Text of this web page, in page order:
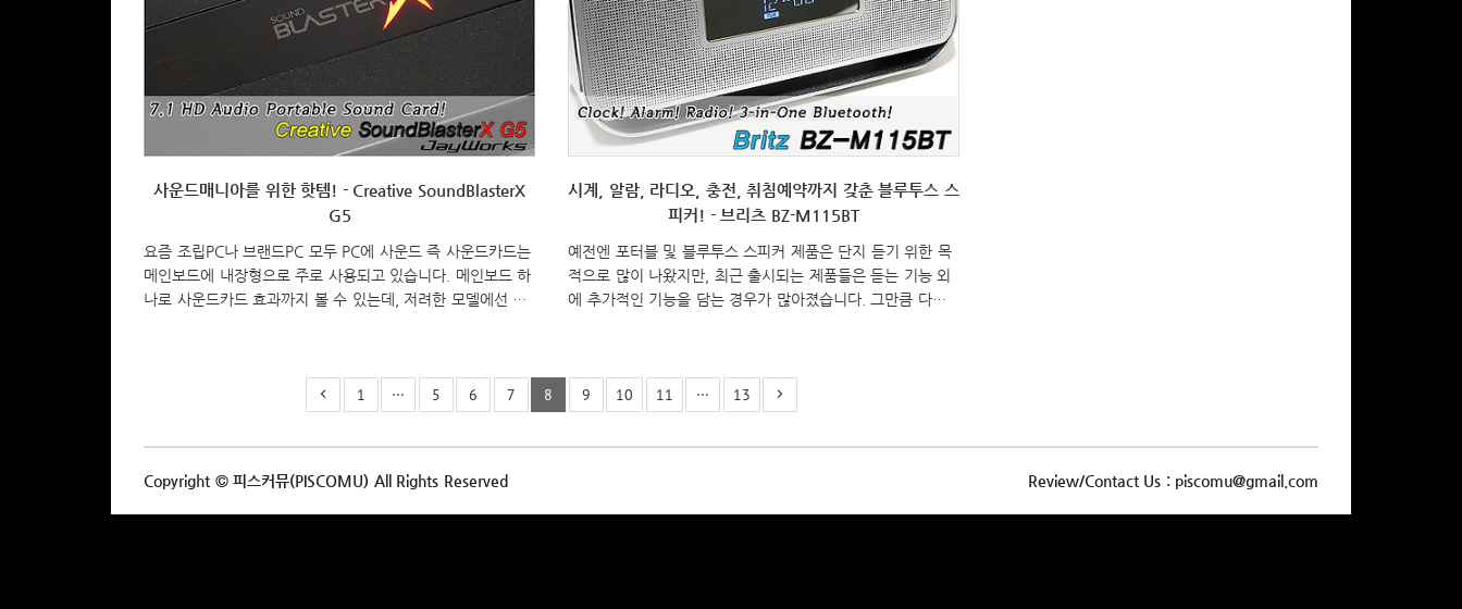
도(Sensitivity) 헤드셋 마이크로폰 95±3dB -40dB(±3) 주파
수 대역..
OLIVANT를 지금부터 만나보겠습니다. Specification 모델명
OLIVAN..
사운드매니아를 위한 핫템! - Creative SoundBlasterX
G5
요즘 조립PC나 브랜드PC 모두 PC에 사운드 즉 사운드카드는
메인보드에 내장형으로 주로 사용되고 있습니다. 메인보드 하
나로 사운드카드 효과까지 볼 수 있는데, 저려한 모델에선 저
다고 볼 수 있는데, 하지만 꼭 그렇지만은 않다. 사운드 즐기
사용한다. 그래서, 가장 유명한 대표적인 사운드카드 브랜드라
운드카드를 선보이고 있습니다. Creative의 대표 사운드카드
‘사운드블라스터’ 시리즈는 지금..
시계, 알람, 라디오, 충전, 취침예약까지 갖춘 블루투스 스
피커! - 브리츠 BZ-M115BT
예전엔 포터블 및 블루투스 스피커 제품은 단지 듣기 위한 목
적으로 많이 나왔지만, 최근 출시되는 제품들은 듣는 기능 외
에 추가적인 기능을 담는 경우가 많아졌습니다. 그만큼 다양
M115BT” 입니다. 그럼, 브리츠 BZ-M115BT는 어떤 다양한
델명(Model) BZ-M115BT 출력(Output Power) 3W x
1 ··· 5 6 7 8 9 10 11 ··· 13
Copyright © 피스커뮤(PISCOMU) All Rights Reserved Review/Contact Us : piscomu@gmail.com